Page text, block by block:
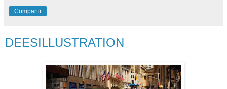
Compartir
DEESILLUSTRATION